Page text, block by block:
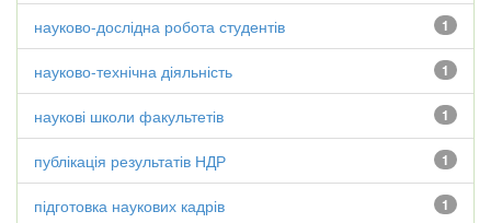
1
науково-дослідна робота студентів
1
науково-технічна діяльність
1
наукові школи факультетів
1
публікація результатів НДР
1
підготовка наукових кадрів